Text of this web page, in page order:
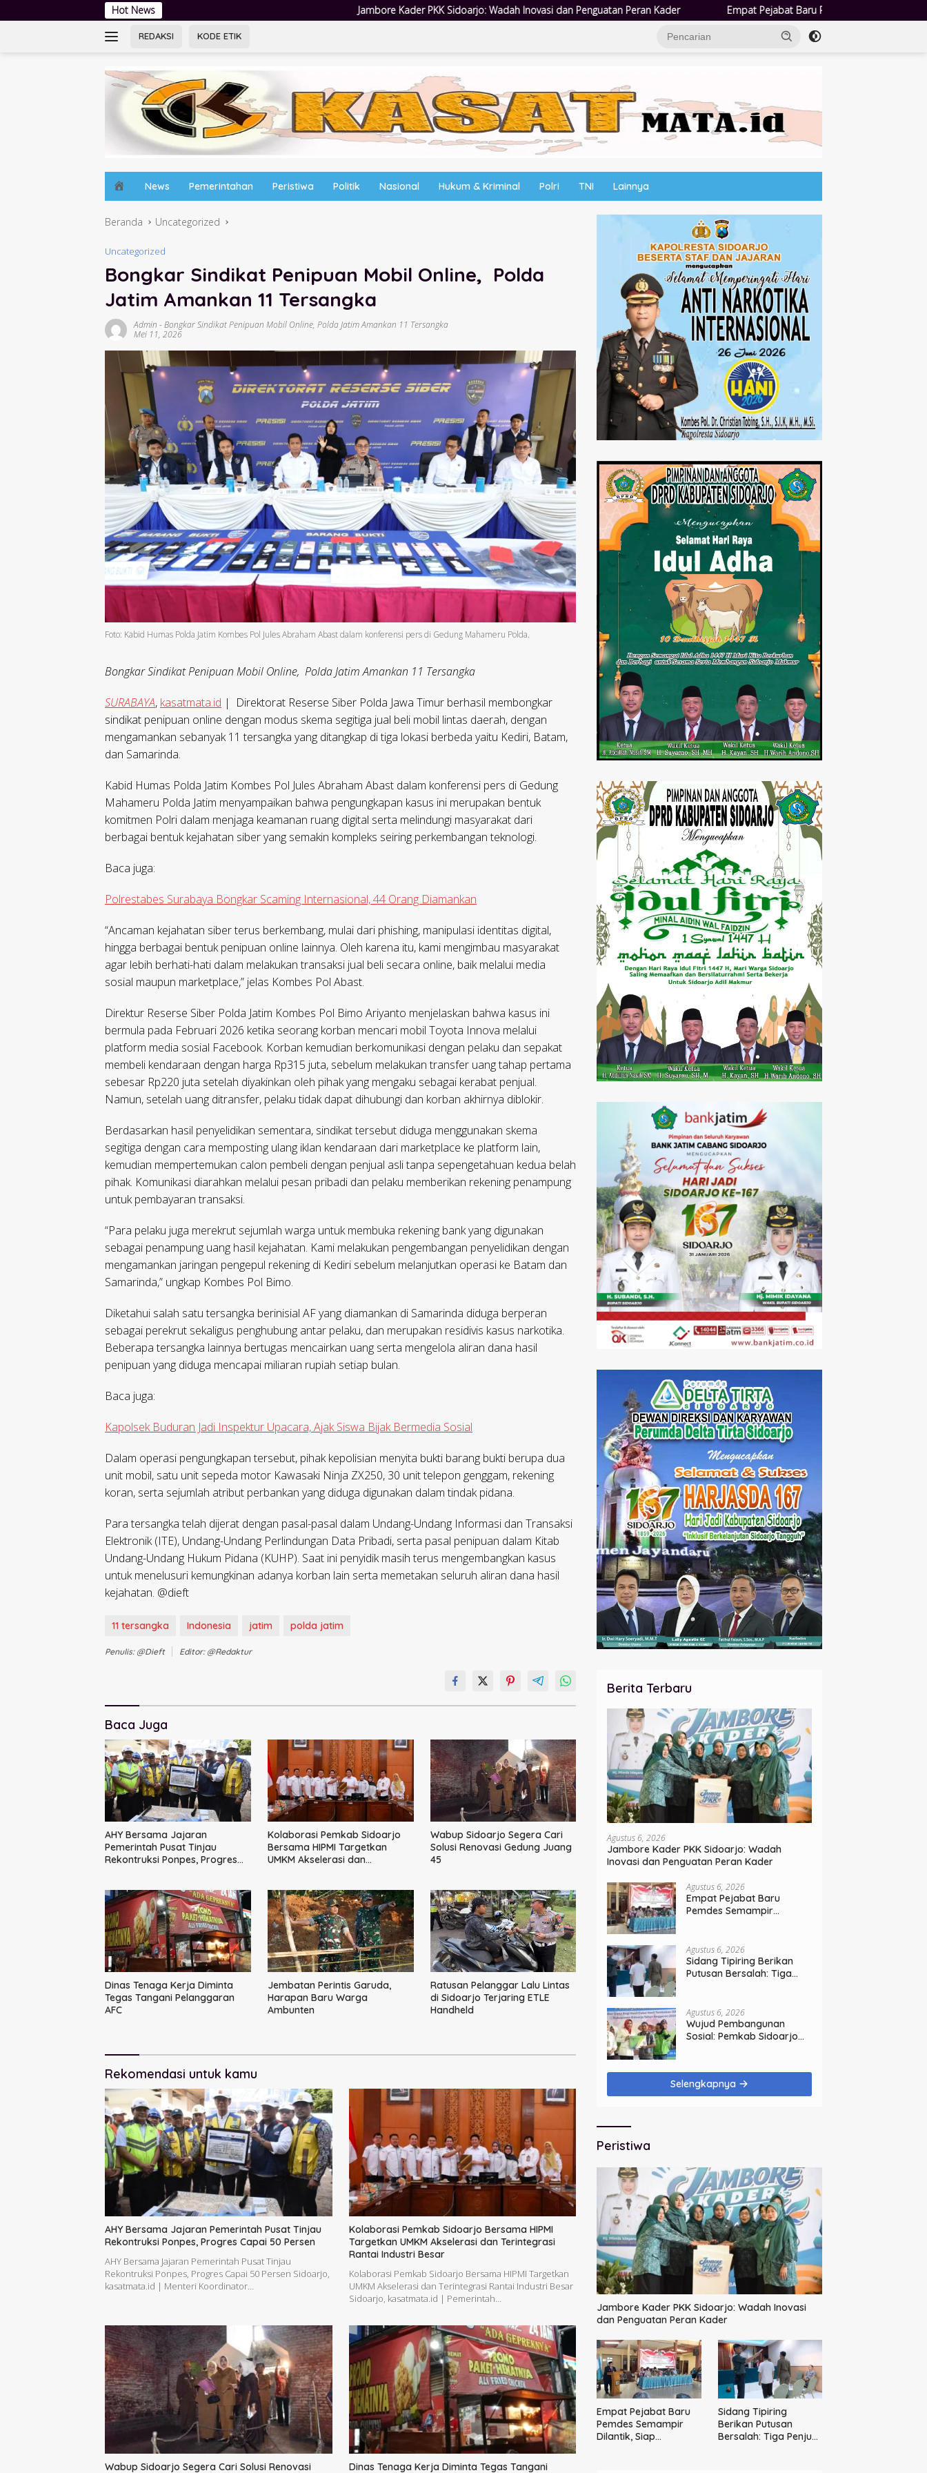
ke
Hot News Jambore Kader PKK Sidoarjo: Wadah Inovasi dan Penguatan Peran Kader Empat Pejabat Baru Pemdes Semampir Dilantik, Siap Tingkatkan Kualitas
REDAKSI KODE ETIK
o
e
News Pemerintahan Peristiwa Politik Nasional Hukum & Kriminal Polri TNI Lainnya
Beranda Uncategorized
Uncategorized
Bongkar Sindikat Penipuan Mobil Online, Polda
Jatim Amankan 11 Tersangka
Admin -Bongkar Sindikat Penipuan Mobil Online, Polda Jatim Amankan 11 Tersangka
Mei 11, 2026
Foto: Kabid Humas Polda Jatim Kombes Pol Jules Abraham Abast dalam konferensi pers di Gedung Mahameru Polda.
Bongkar Sindikat Penipuan Mobil Online, Polda Jatim Amankan 11 Tersangka
SURABAYA, kasatmata.id | Direktorat Reserse Siber Polda Jawa Timur berhasil membongkar
sindikat penipuan online dengan modus skema segitiga jual beli mobil lintas daerah, dengan
mengamankan sebanyak 11 tersangka yang ditangkap di tiga lokasi berbeda yaitu Kediri, Batam,
dan Samarinda.
Kabid Humas Polda Jatim Kombes Pol Jules Abraham Abast dalam konferensi pers di Gedung
Mahameru Polda Jatim menyampaikan bahwa pengungkapan kasus ini merupakan bentuk
komitmen Polri dalam menjaga keamanan ruang digital serta melindungi masyarakat dari
berbagai bentuk kejahatan siber yang semakin kompleks seiring perkembangan teknologi.
Baca juga:
Polrestabes Surabaya Bongkar Scaming Internasional, 44 Orang Diamankan
“Ancaman kejahatan siber terus berkembang, mulai dari phishing, manipulasi identitas digital,
hingga berbagai bentuk penipuan online lainnya. Oleh karena itu, kami mengimbau masyarakat
agar lebih berhati-hati dalam melakukan transaksi jual beli secara online, baik melalui media
sosial maupun marketplace,” jelas Kombes Pol Abast.
Direktur Reserse Siber Polda Jatim Kombes Pol Bimo Ariyanto menjelaskan bahwa kasus ini
bermula pada Februari 2026 ketika seorang korban mencari mobil Toyota Innova melalui
platform media sosial Facebook. Korban kemudian berkomunikasi dengan pelaku dan sepakat
membeli kendaraan dengan harga Rp315 juta, sebelum melakukan transfer uang tahap pertama
sebesar Rp220 juta setelah diyakinkan oleh pihak yang mengaku sebagai kerabat penjual.
Namun, setelah uang ditransfer, pelaku tidak dapat dihubungi dan korban akhirnya diblokir.
Berdasarkan hasil penyelidikan sementara, sindikat tersebut diduga menggunakan skema
segitiga dengan cara memposting ulang iklan kendaraan dari marketplace ke platform lain,
kemudian mempertemukan calon pembeli dengan penjual asli tanpa sepengetahuan kedua belah
pihak. Komunikasi diarahkan melalui pesan pribadi dan pelaku memberikan rekening penampung
untuk pembayaran transaksi.
“Para pelaku juga merekrut sejumlah warga untuk membuka rekening bank yang digunakan
sebagai penampung uang hasil kejahatan. Kami melakukan pengembangan penyelidikan dengan
mengamankan jaringan pengepul rekening di Kediri sebelum melanjutkan operasi ke Batam dan
Samarinda,” ungkap Kombes Pol Bimo.
Diketahui salah satu tersangka berinisial AF yang diamankan di Samarinda diduga berperan
sebagai perekrut sekaligus penghubung antar pelaku, dan merupakan residivis kasus narkotika.
Beberapa tersangka lainnya bertugas mencairkan uang serta mengelola aliran dana hasil
penipuan yang diduga mencapai miliaran rupiah setiap bulan.
Baca juga:
Kapolsek Buduran Jadi Inspektur Upacara, Ajak Siswa Bijak Bermedia Sosial
Dalam operasi pengungkapan tersebut, pihak kepolisian menyita bukti barang bukti berupa dua
unit mobil, satu unit sepeda motor Kawasaki Ninja ZX250, 30 unit telepon genggam, rekening
koran, serta sejumlah atribut perbankan yang diduga digunakan dalam tindak pidana.
Para tersangka telah dijerat dengan pasal-pasal dalam Undang-Undang Informasi dan Transaksi
Elektronik (ITE), Undang-Undang Perlindungan Data Pribadi, serta pasal penipuan dalam Kitab
Undang-Undang Hukum Pidana (KUHP). Saat ini penyidik masih terus mengembangkan kasus
untuk menelusuri kemungkinan adanya korban lain serta memetakan seluruh aliran dana hasil
kejahatan. @dieft
11 tersangka Indonesia jatim polda jatim
Penulis: @dieft Editor: @redaktur
Baca Juga
AHY Bersama Jajaran
Pemerintah Pusat Tinjau
Rekontruksi Ponpes, Progres
Kolaborasi Pemkab Sidoarjo
Bersama HIPMI Targetkan
UMKM Akselerasi dan
Wabup Sidoarjo Segera Cari
Solusi Renovasi Gedung Juang
45
Dinas Tenaga Kerja Diminta
Tegas Tangani Pelanggaran
AFC
Jembatan Perintis Garuda,
Harapan Baru Warga
Ambunten
Ratusan Pelanggar Lalu Lintas
di Sidoarjo Terjaring ETLE
Handheld
Rekomendasi untuk kamu
AHY Bersama Jajaran Pemerintah Pusat Tinjau
Rekontruksi Ponpes, Progres Capai 50 Persen
AHY Bersama Jajaran Pemerintah Pusat Tinjau
Rekontruksi Ponpes, Progres Capai 50 Persen Sidoarjo,
kasatmata.id | Menteri Koordinator…
Kolaborasi Pemkab Sidoarjo Bersama HIPMI
Targetkan UMKM Akselerasi dan Terintegrasi
Rantai Industri Besar
Kolaborasi Pemkab Sidoarjo Bersama HIPMI Targetkan
UMKM Akselerasi dan Terintegrasi Rantai Industri Besar
Sidoarjo, kasatmata.id | Pemerintah…
Wabup Sidoarjo Segera Cari Solusi Renovasi
Dinas Tenaga Kerja Diminta Tegas Tangani
Berita Terbaru
Agustus 6, 2026
Jambore Kader PKK Sidoarjo: Wadah
Inovasi dan Penguatan Peran Kader
Agustus 6, 2026
Empat Pejabat Baru
Pemdes Semampir
Agustus 6, 2026
Sidang Tipiring Berikan
Putusan Bersalah: Tiga
Dimusnahkan
Agustus 6, 2026
Wujud Pembangunan
Sosial: Pemkab Sidoarjo
Ketenagakerjaan
Selengkapnya
Peristiwa
Jambore Kader PKK Sidoarjo: Wadah Inovasi
dan Penguatan Peran Kader
Empat Pejabat Baru
Pemdes Semampir
Dilantik, Siap
Sidang Tipiring
Berikan Putusan
Bersalah: Tiga Penjual